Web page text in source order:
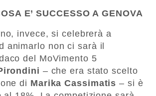
E’ SUCCESSO A GENOVA
invece, si celebrerà a
animarlo non ci sarà il
del MoVimento 5
– che era stato scelto
di Marika Cassimatis – si è